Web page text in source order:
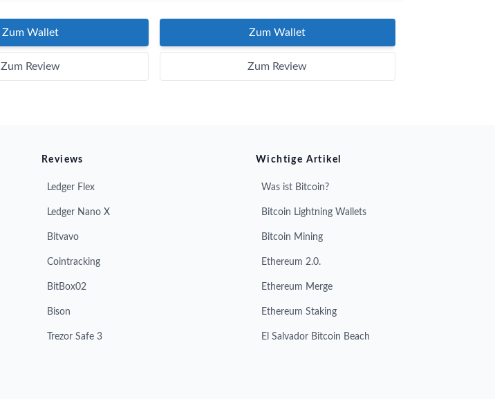
Zum Wallet
Zum Review
Zum Wallet
Zum Review
Reviews
Ledger Flex
Ledger Nano X
Bitvavo
Cointracking
BitBox02
Bison
Trezor Safe 3
Wichtige Artikel
Was ist Bitcoin?
Bitcoin Lightning Wallets
Bitcoin Mining
Ethereum 2.0.
Ethereum Merge
Ethereum Staking
El Salvador Bitcoin Beach